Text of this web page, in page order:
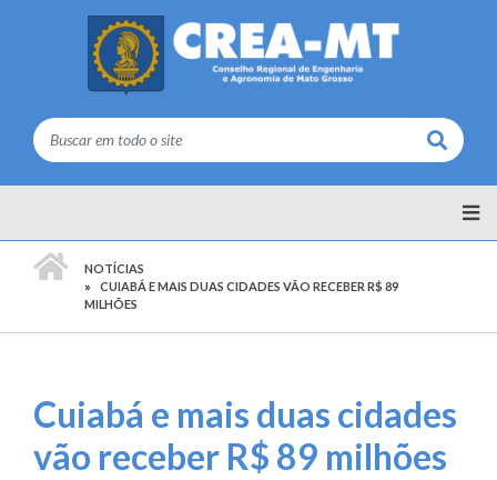
Buscar
NOTÍCIAS
CUIABÁ E MAIS DUAS CIDADES VÃO RECEBER R$ 89
MILHÕES
Cuiabá e mais duas cidades
vão receber R$ 89 milhões